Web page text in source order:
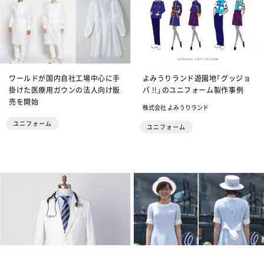
ワールドが国内自社工場中心に手
掛けた医療用ガウンの法人向け販
売を開始
ユニフォーム
よみうりランド遊園地「グッジョ
バ !!」のユニフォーム製作事例
株式会社 よみうりランド
ユニフォーム